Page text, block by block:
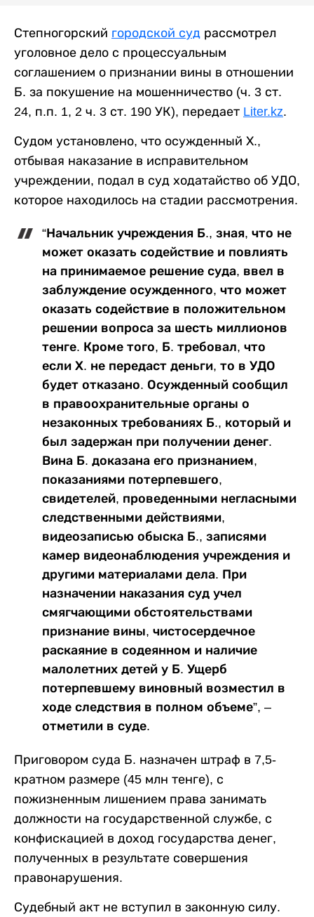
Степногорский городской суд рассмотрел
уголовное дело с процессуальным
соглашением о признании вины в отношении
Б. за покушение на мошенничество (ч. 3 ст.
24, п.п. 1, 2 ч. 3 ст. 190 УК), передает Liter.kz.
Судом установлено, что осужденный Х.,
отбывая наказание в исправительном
учреждении, подал в суд ходатайство об УДО,
которое находилось на стадии рассмотрения.
“Начальник учреждения Б., зная, что не
может оказать содействие и повлиять
на принимаемое решение суда, ввел в
заблуждение осужденного, что может
оказать содействие в положительном
решении вопроса за шесть миллионов
тенге. Кроме того, Б. требовал, что
если Х. не передаст деньги, то в УДО
будет отказано. Осужденный сообщил
в правоохранительные органы о
незаконных требованиях Б., который и
был задержан при получении денег.
Вина Б. доказана его признанием,
показаниями потерпевшего,
свидетелей, проведенными негласными
следственными действиями,
видеозаписью обыска Б., записями
камер видеонаблюдения учреждения и
другими материалами дела. При
назначении наказания суд учел
смягчающими обстоятельствами
признание вины, чистосердечное
раскаяние в содеянном и наличие
малолетних детей у Б. Ущерб
потерпевшему виновный возместил в
ходе следствия в полном объеме”, –
отметили в суде.
Приговором суда Б. назначен штраф в 7,5-
кратном размере (45 млн тенге), с
пожизненным лишением права занимать
должности на государственной службе, с
конфискацией в доход государства денег,
полученных в результате совершения
правонарушения.
Судебный акт не вступил в законную силу.